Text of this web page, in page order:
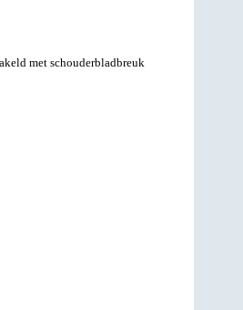
met schouderbladbreuk